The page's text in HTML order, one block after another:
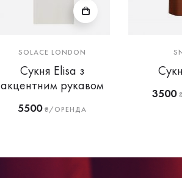
SOLACE LONDON
Сукня Elisa з
акцентним рукавом
5500₴/ОРЕНДА
3500